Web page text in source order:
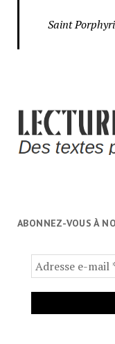
Saint
ABONNEZ-VOUS À